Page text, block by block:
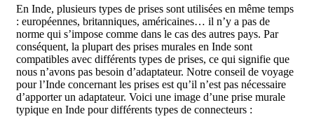
En Inde, plusieurs types de prises sont utilisées en même temps
: européennes, britanniques, américaines… il n’y a pas de
norme qui s’impose comme dans le cas des autres pays. Par
conséquent, la plupart des prises murales en Inde sont
compatibles avec différents types de prises, ce qui signifie que
nous n’avons pas besoin d’adaptateur. Notre conseil de voyage
pour l’Inde concernant les prises est qu’il n’est pas nécessaire
d’apporter un adaptateur. Voici une image d’une prise murale
typique en Inde pour différents types de connecteurs :